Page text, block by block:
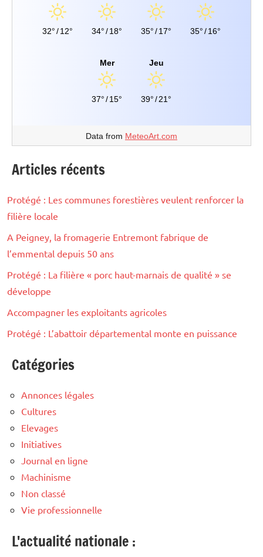
32°/12° 34°/18° 35°/17° 35°/16°
Mer
37°/15°
Jeu
39°/21°
Data from MeteoArt.com
Articles récents
Protégé : Les communes forestières veulent renforcer la
filière locale
A Peigney, la fromagerie Entremont fabrique de
l’emmental depuis 50 ans
Protégé : La filière « porc haut-marnais de qualité » se
développe
Accompagner les exploitants agricoles
Protégé : L’abattoir départemental monte en puissance
Catégories
Annonces légales
Cultures
Elevages
Initiatives
Journal en ligne
Machinisme
Non classé
Vie professionnelle
L'actualité nationale :